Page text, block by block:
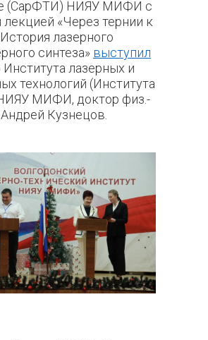
(СарФТИ) НИЯУ МИФИ с
лекцией «Через тернии к
лазерного
синтеза» выступил
лазерных и
технологий (Института
МИФИ, доктор физ.-
Кузнецов.